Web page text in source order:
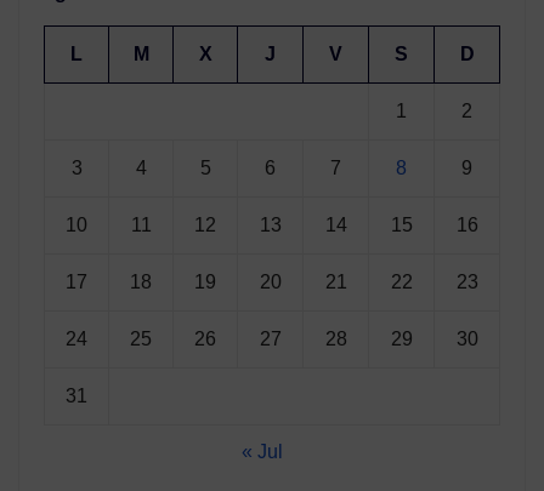
L M X J V S D
1 2
3 4 5 6 7 8 9
10 11 12 13 14 15 16
17 18 19 20 21 22 23
24 25 26 27 28 29 30
31
« Jul